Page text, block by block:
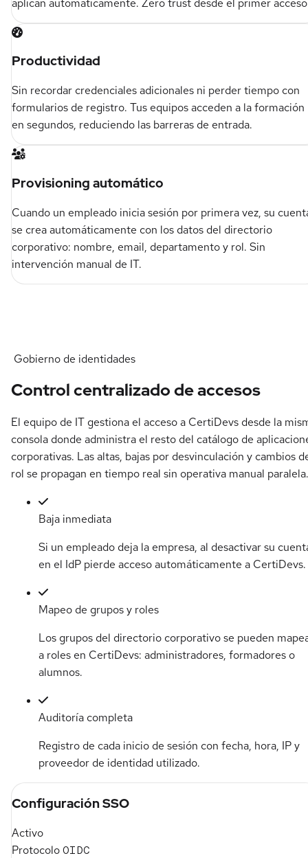
Productividad
Sin recordar credenciales adicionales ni perder tiempo con
formularios de registro. Tus equipos acceden a la formación
en segundos, reduciendo las barreras de entrada.
Provisioning automático
Cuando un empleado inicia sesión por primera vez, su
se crea automáticamente con los datos del directorio
corporativo: nombre, email, departamento y rol. Sin
intervención manual de IT.
Gobierno de identidades
Control centralizado de accesos
El equipo de IT gestiona el acceso a CertiDevs desde la
consola donde administra el resto del catálogo de
corporativas. Las altas, bajas por desvinculación y cambios
rol se propagan en tiempo real sin operativa manual paralela.
Baja inmediata
Si un empleado deja la empresa, al desactivar su
en el IdP pierde acceso automáticamente a CertiDevs.
Mapeo de grupos y roles
Los grupos del directorio corporativo se pueden
a roles en CertiDevs: administradores, formadores o
alumnos.
Auditoría completa
Registro de cada inicio de sesión con fecha, hora, IP y
proveedor de identidad utilizado.
Configuración SSO
Activo
ProtocoloOIDC